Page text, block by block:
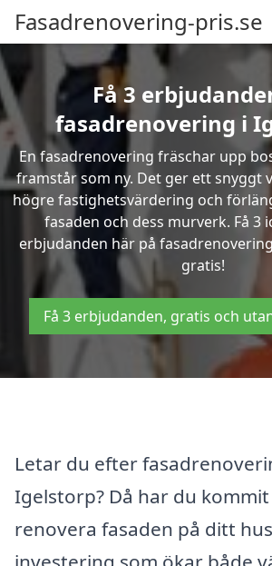
Fasadrenovering-pris.se
Få 3
fasadrenovering i
En fasadrenovering fräschar upp
framstår som ny. Det ger ett snyggt
högre fastighetsvärdering och
fasaden och dess murverk. Få 3
erbjudanden här på
gratis!
Få 3 erbjudanden, gratis och
Letar du efter
Igelstorp? Då har du
renovera fasaden på ditt